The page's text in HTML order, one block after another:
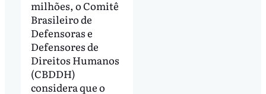
milhões, o Comitê
Brasileiro de
Defensoras e
Defensores de
Direitos Humanos
(CBDDH)
considera que o